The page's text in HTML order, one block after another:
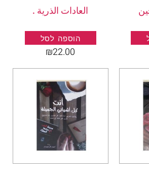
العادات الذرية .
הוספה לסל
₪22.00